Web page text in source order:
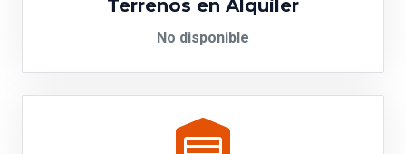
Terrenos en Alquiler
No disponible